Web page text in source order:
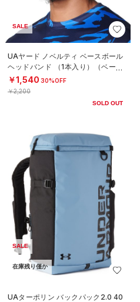
SALE
UAヤード ノベルティ ベースボール
ヘッドバンド （1本入り）（ベース
ボール/MEN）
￥1,540 30%OFF
￥2,200
SOLD OUT
SALE
在庫残り僅か
UAターポリン バックパック2.0 40